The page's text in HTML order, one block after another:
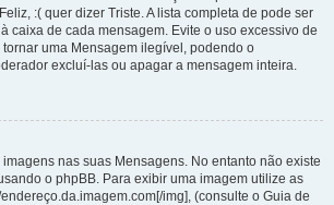
:( quer dizer Triste. A lista completa de pode ser
caixa de cada mensagem. Evite o uso excessivo de
uma Mensagem ilegível, podendo o
excluí-las ou apagar a mensagem inteira.
nas suas Mensagens. No entanto não existe
o phpBB. Para exibir uma imagem utilize as
img], (consulte o Guia de